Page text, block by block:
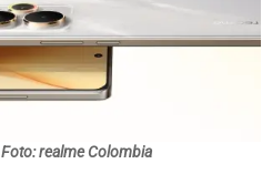
Foto: realme Colombia